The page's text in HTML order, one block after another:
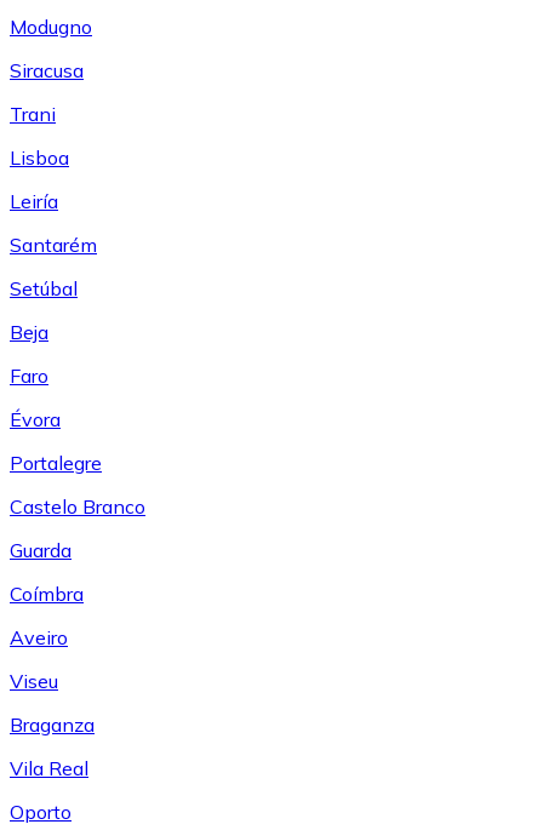
Modugno
Siracusa
Trani
Lisboa
Leiría
Santarém
Setúbal
Beja
Faro
Évora
Portalegre
Castelo Branco
Guarda
Coímbra
Aveiro
Viseu
Braganza
Vila Real
Oporto